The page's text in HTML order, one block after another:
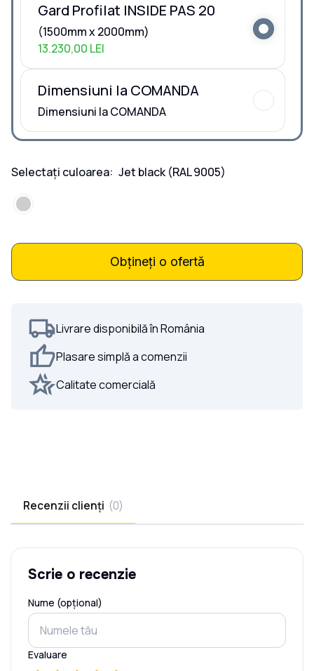
Gard Profilat INSIDE PAS 20
(1500mm x 2000mm)
13.230,00 LEI
Dimensiuni la COMANDA
Dimensiuni la COMANDA
Selectați culoarea: Jet black(RAL 9005)
Obțineți o ofertă
Livrare disponibilă în România
Plasare simplă a comenzii
Calitate comercială
Recenzii clienți (0)
Scrie o recenzie
Nume (opțional)
Evaluare